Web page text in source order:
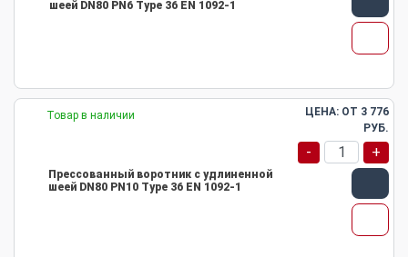
шеей DN80 PN6 Type 36 EN 1092-1
Товар в наличии
Прессованный воротник с удлиненной
шеей DN80 PN10 Type 36 EN 1092-1
ЦЕНА: ОТ 3 776
РУБ.
- +